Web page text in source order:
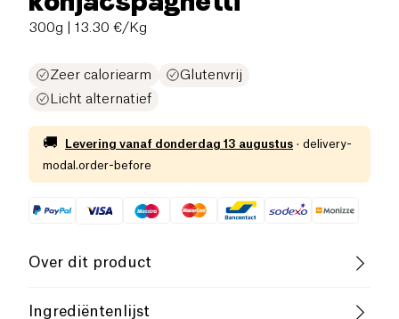
300g | 13.30 €/Kg
Zeer caloriearm
Glutenvrij
Licht alternatief
🚚 Levering vanaf donderdag 13 augustus · delivery-
modal.order-before
Over dit product
Vegan Glutenvrij (ingrediënten)
Ingrediëntenlijst